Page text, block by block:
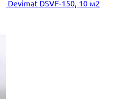
Devimat DSVF-150, 10 м2